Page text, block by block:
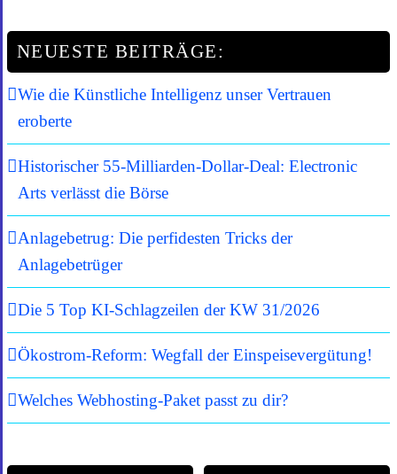
NEUESTE BEITRÄGE:
Wie die Künstliche Intelligenz unser Vertrauen
eroberte
Historischer 55-Milliarden-Dollar-Deal: Electronic
Arts verlässt die Börse
Anlagebetrug: Die perfidesten Tricks der
Anlagebetrüger
Die 5 Top KI-Schlagzeilen der KW 31/2026
Ökostrom-Reform: Wegfall der Einspeisevergütung!
Welches Webhosting-Paket passt zu dir?